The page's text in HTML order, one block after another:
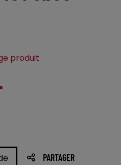
PARTAGER